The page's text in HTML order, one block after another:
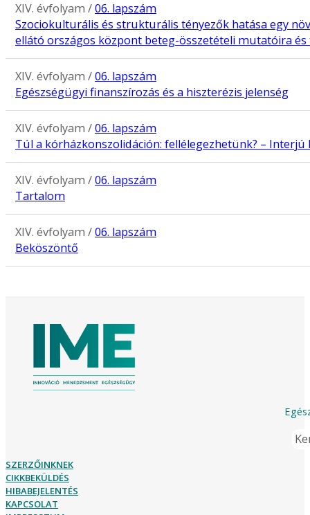
XIV. évfolyam /06. lapszám
Szociokulturális és strukturális tényezők hatása egy
ellátó országos központ beteg-összetételi mutatóira
XIV. évfolyam /06. lapszám
Egészségügyi finanszírozás és a hiszterézis jelenség
XIV. évfolyam /06. lapszám
Túl a kórházkonszolidáción: fellélegezhetünk? –
XIV. évfolyam /06. lapszám
Tartalom
XIV. évfolyam /06. lapszám
Beköszöntő
SZERZŐINKNEK
CIKKBEKÜLDÉS
HIBABEJELENTÉS
KAPCSOLAT